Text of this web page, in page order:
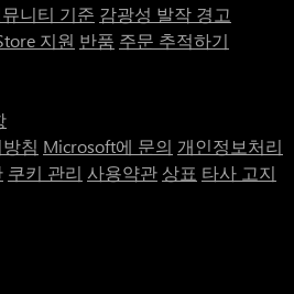
니티 기준 감광성 발작 경고
지원 반품 주문 추적하기
침 Microsoft에 문의 개인정보처리
쿠키 관리 사용약관 상표 타사 고지